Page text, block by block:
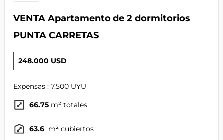
VENTA Apartamento de 2 dormitorios
PUNTA CARRETAS
248.000 USD
Expensas : 7.500 UYU
66.75 m² totales
63.6 m² cubiertos